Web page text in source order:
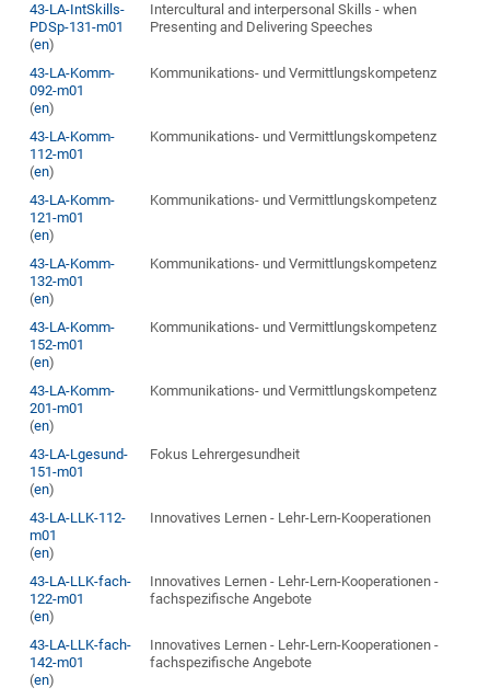
43-LA-IntSkills-
PDSp-131-m01
(en)
Intercultural and interpersonal Skills - when
Presenting and Delivering Speeches
43-LA-Komm-
092-m01
(en)
Kommunikations- und Vermittlungskompetenz
43-LA-Komm-
112-m01
(en)
Kommunikations- und Vermittlungskompetenz
43-LA-Komm-
121-m01
(en)
Kommunikations- und Vermittlungskompetenz
43-LA-Komm-
132-m01
(en)
Kommunikations- und Vermittlungskompetenz
43-LA-Komm-
152-m01
(en)
Kommunikations- und Vermittlungskompetenz
43-LA-Komm-
201-m01
(en)
Kommunikations- und Vermittlungskompetenz
43-LA-Lgesund-
151-m01
(en)
Fokus Lehrergesundheit
43-LA-LLK-112-
m01
(en)
Innovatives Lernen - Lehr-Lern-Kooperationen
43-LA-LLK-fach-
122-m01
(en)
Innovatives Lernen - Lehr-Lern-Kooperationen -
fachspezifische Angebote
43-LA-LLK-fach-
142-m01
(en)
Innovatives Lernen - Lehr-Lern-Kooperationen -
fachspezifische Angebote